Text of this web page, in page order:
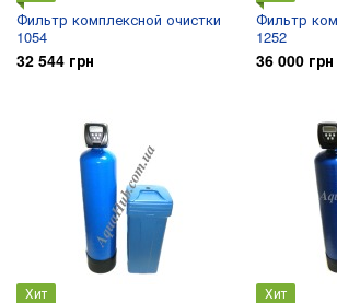
Фильтр комплексной очистки
1054
32 544 грн
Фильтр
1252
36 000 грн
Хит Хит